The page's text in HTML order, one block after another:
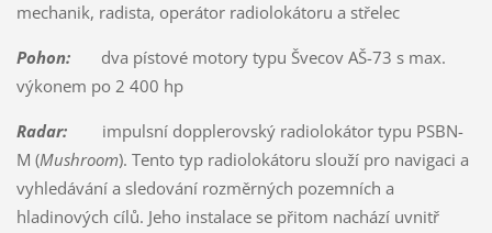
mechanik, radista, operátor radiolokátoru a střelec
Pohon:dva pístové motory typu Švecov AŠ-73 s max.
výkonem po 2 400 hp
Radar:impulsní dopplerovský radiolokátor typu PSBN-
M (Mushroom). Tento typ radiolokátoru slouží pro navigaci a
vyhledávání a sledování rozměrných pozemních a
hladinových cílů. Jeho instalace se přitom nachází uvnitř